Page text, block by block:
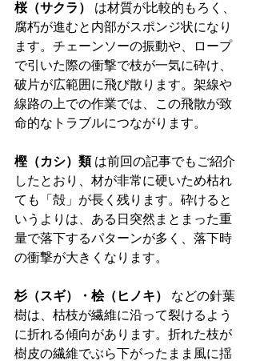
桜（サクラ）
は材質が比較的もろく、
腐朽が進むと内部がスポンジ状になり
ます。チェーンソーの振動や、ロープ
で引いた際の衝撃で枝が一気に砕け、
破片が広範囲に飛び散ります。架線や
線路の上での作業では、この飛散が致
命的なトラブルにつながります。
樫（カシ）類 は前回の記事でもご紹介
したとおり、材が非常に硬いため枯れ
ても「殻」が長く残ります。砕けると
いうよりは、ある日突然まとまった重
量で落下するパターンが多く、落下時
の衝撃が大きくなります。
杉（スギ）・桧（ヒノキ）
などの針葉
樹は、枯枝が繊維に沿って裂けるよう
に折れる傾向があります。折れた枝が
樹皮の繊維でぶら下がったまま風に揺